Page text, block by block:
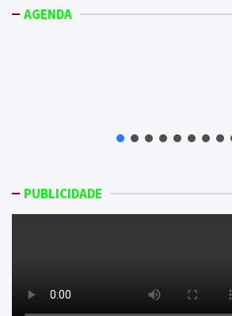
AGENDA
PUBLICIDADE